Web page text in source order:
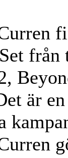
från
är